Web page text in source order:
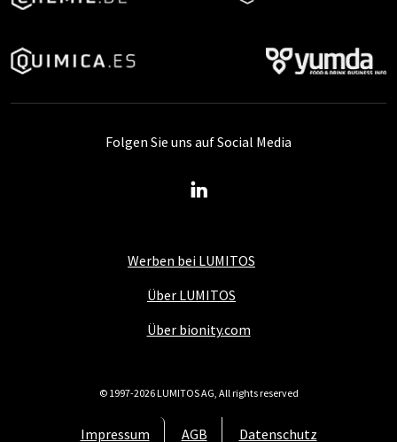
Werben bei LUMITOS
Über LUMITOS
Über bionity.com
Impressum AGB Datenschutz
Folgen Sie uns auf Social Media
© 1997-2026 LUMITOS AG, All rights reserved